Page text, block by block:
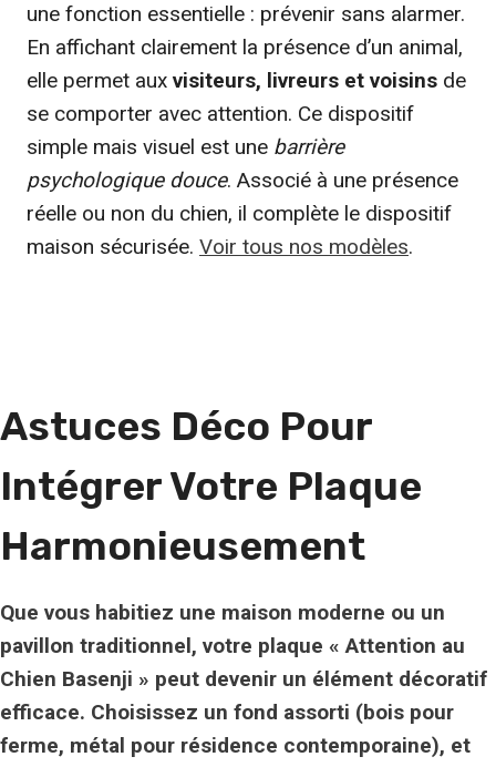
une fonction essentielle : prévenir sans alarmer.
En affichant clairement la présence d’un animal,
elle permet aux visiteurs, livreurs et voisins de
se comporter avec attention. Ce dispositif
simple mais visuel est une barrière
psychologique douce. Associé à une présence
réelle ou non du chien, il complète le dispositif
maison sécurisée. Voir tous nos modèles.
Astuces Déco Pour
Intégrer Votre Plaque
Harmonieusement
Que vous habitiez une maison moderne ou un
pavillon traditionnel, votre plaque « Attention au
Chien Basenji » peut devenir un élément décoratif
efficace. Choisissez un fond assorti (bois pour
ferme, métal pour résidence contemporaine), et